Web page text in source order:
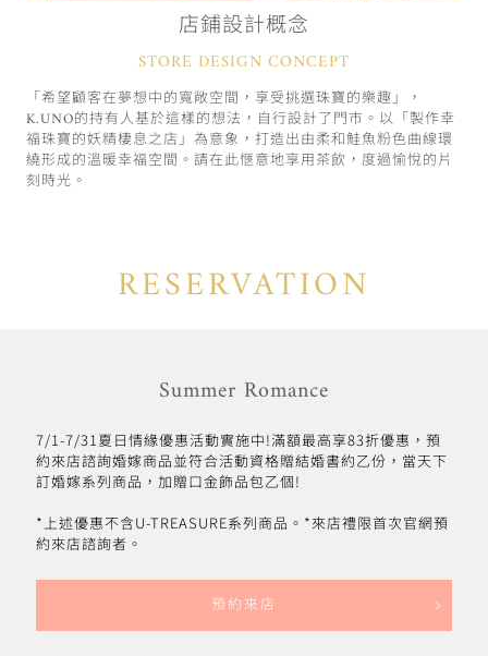
店鋪設計概念
STORE DESIGN CONCEPT
「希望顧客在夢想中的寬敞空間，享受挑選珠寶的樂趣」，
K.UNO的持有人基於這樣的想法，自行設計了門市。以「製作幸
福珠寶的妖精棲息之店」為意象，打造出由柔和鮭魚粉色曲線環
繞形成的溫暖幸福空間。請在此愜意地享用茶飲，度過愉悅的片
刻時光。
RESERVATION
Summer Romance
7/1-7/31夏日情緣優惠活動實施中!滿額最高享83折優惠，預
約來店諮詢婚嫁商品並符合活動資格贈結婚書約乙份，當天下
訂婚嫁系列商品，加贈口金飾品包乙個!
*上述優惠不含U-TREASURE系列商品。*來店禮限首次官網預
約來店諮詢者。
預約來店